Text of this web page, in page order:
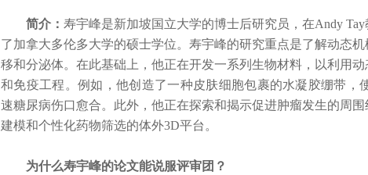
简介： 寿宇峰是新加坡国立大学的博士后研究员，在Andy
了加拿大多伦多大学的硕士学位。寿宇峰的研究重点是了解动态
移和分泌体。在此基础上，他正在开发一系列生物材料，以利用
和免疫工程。例如，他创造了一种皮肤细胞包裹的水凝胶绷带，
速糖尿病伤口愈合。此外，他正在探索和揭示促进肿瘤发生的周
建模和个性化药物筛选的体外3D平台。
为什么寿宇峰的论文能说服评审团？